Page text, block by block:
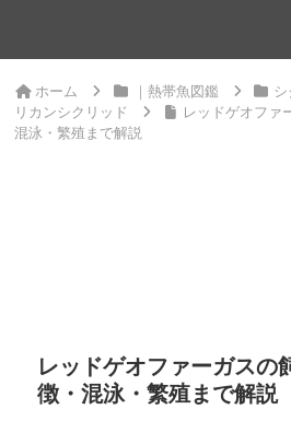
ホーム ｜熱帯魚図鑑 シ
リカンシクリッド
レッドゲオファ
混泳・繁殖まで解説
レッドゲオファーガスの
徴・混泳・繁殖まで解説